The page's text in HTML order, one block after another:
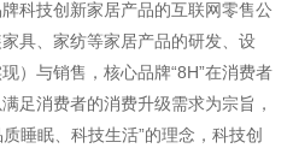
科技创新家居产品的互联网零售公
具、家纺等家居产品的研发、设
）与销售，核心品牌“8H”在消费者
足消费者的消费升级需求为宗旨，
睡眠、科技生活”的理念，科技创